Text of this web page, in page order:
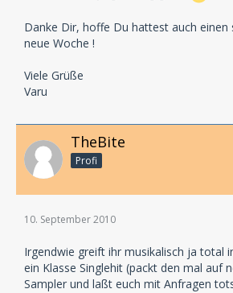
Danke Dir, hoffe Du hattest auch einen
neue Woche !
Viele Grüße
Varu
TheBite
Profi
10. September 2010
Irgendwie greift ihr musikalisch ja total
ein Klasse Singlehit (packt den mal auf
Sampler und laßt euch mit Anfragen